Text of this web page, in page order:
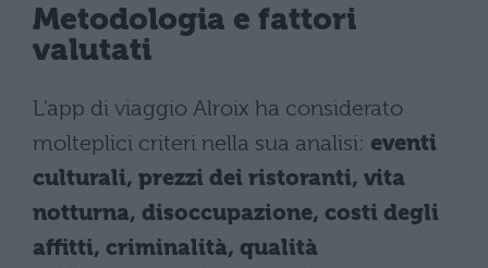
Metodologia e fattori
valutati
L’app di viaggio Alroix ha considerato
molteplici criteri nella sua analisi: eventi
culturali, prezzi dei ristoranti, vita
notturna, disoccupazione, costi degli
affitti, criminalità, qualità